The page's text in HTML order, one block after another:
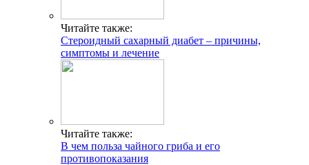
Читайте также:
Стероидный сахарный диабет – причины,
симптомы и лечение
Читайте также:
В чем польза чайного гриба и его
противопоказания